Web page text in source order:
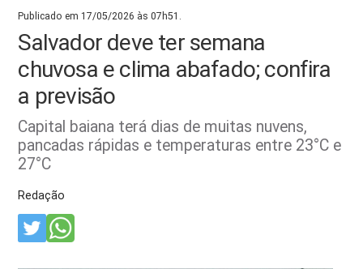
Publicado em 17/05/2026 às 07h51.
Salvador deve ter semana
chuvosa e clima abafado; confira
a previsão
Capital baiana terá dias de muitas nuvens,
pancadas rápidas e temperaturas entre 23°C e
27°C
Redação